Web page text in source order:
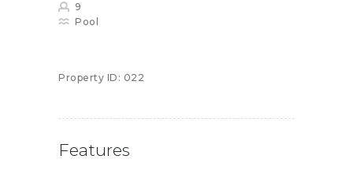
9
Pool
Property ID: 022
Features